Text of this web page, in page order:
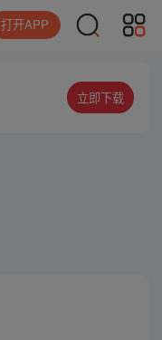
打开APP
立即下载